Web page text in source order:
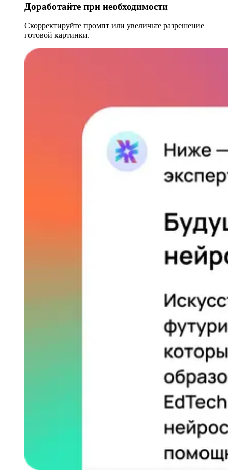
Доработайте при необходимости
Скорректируйте промпт или увеличьте разрешение
готовой картинки.